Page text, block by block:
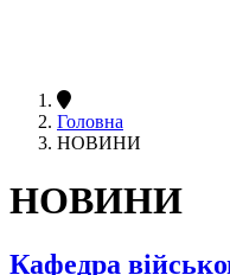
Головна
НОВИНИ
НОВИНИ
Кафедра